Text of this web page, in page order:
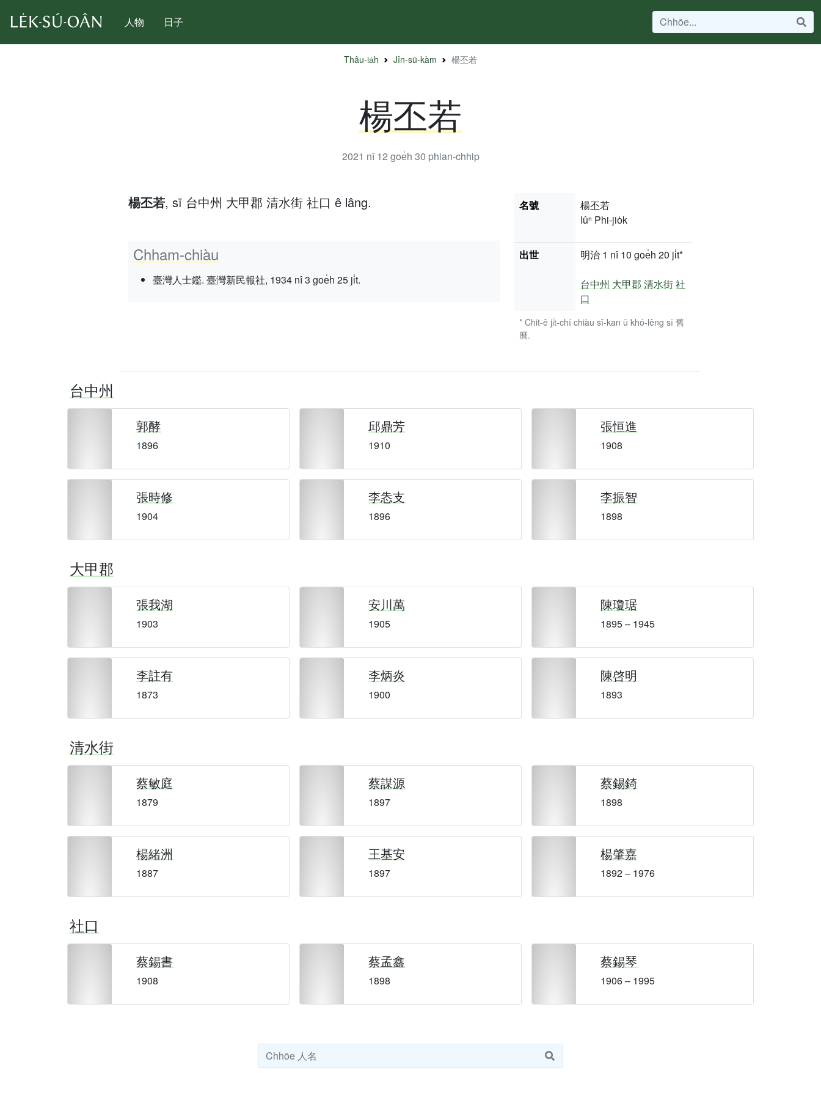
人物 日子
Thâu-ia̍h Jîn-sū-kàm 楊丕若
楊丕若
2021 nî 12 goe̍h 30 phian-chhip
楊丕若, sī 台中州 大甲郡 清水街 社口 ê lâng.
Chham-chiàu
臺灣人士鑑. 臺灣新民報社, 1934 nî 3 goe̍h 25 ji̍t.
名號
楊丕若
Iûⁿ Phi-jio̍k
出世 明治 1 nî 10 goe̍h 20 ji̍t*
台中州 大甲郡 清水街社
口
* Chit-ê ji̍t-chí chiàu sî-kan ū khó-lêng sī 舊
曆.
台中州
郭酵
1896
邱鼎芳
1910
張恒進
1908
張時修
1904
李怣支
1896
李振智
1898
大甲郡
張我湖
1903
安川萬
1905
陳瓊琚
1895 – 1945
李註有
1873
李炳炎
1900
陳啓明
1893
清水街
蔡敏庭
1879
蔡謀源
1897
蔡錫錡
1898
楊緒洲
1887
王基安
1897
楊肇嘉
1892 – 1976
社口
蔡錫書
1908
蔡孟鑫
1898
蔡錫琴
1906 – 1995